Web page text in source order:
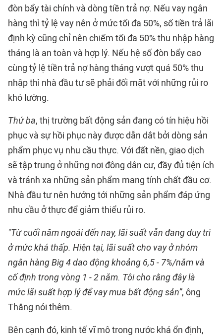
đòn bẩy tài chính và dòng tiền trả nợ. Nếu vay ngân
hàng thì tỷ lệ vay nên ở mức tối đa 50%, số tiền trả lãi
định kỳ cũng chỉ nên chiếm tối đa 50% thu nhập hàng
tháng là an toàn và hợp lý. Nếu hệ số đòn bẩy cao
cùng tỷ lệ tiền trả nợ hàng tháng vượt quá 50% thu
nhập thì nhà đầu tư sẽ phải đối mặt với những rủi ro
khó lường.
Thứ ba, thị trường bất động sản đang có tín hiệu hồi
phục và sự hồi phục này được dẫn dắt bởi dòng sản
phẩm phục vụ nhu cầu thực. Với đất nền, giao dịch
sẽ tập trung ở những nơi đông dân cư, đầy đủ tiện ích
và tránh xa những sản phẩm mang tính chất đầu cơ.
Nhà đầu tư nên hướng tới những sản phẩm đáp ứng
nhu cầu ở thực để giảm thiểu rủi ro.
"Từ cuối năm ngoái đến nay, lãi suất vẫn đang duy trì
ở mức khá thấp. Hiện tại, lãi suất cho vay ở nhóm
ngân hàng Big 4 dao động khoảng 6,5 - 7%/năm và
cố định trong vòng 1 - 2 năm. Tôi cho rằng đây là
mức lãi suất hợp lý để vay mua bất động sản”, ông
Thắng nói thêm.
Bên cạnh đó, kinh tế vĩ mô trong nước khá ổn định,